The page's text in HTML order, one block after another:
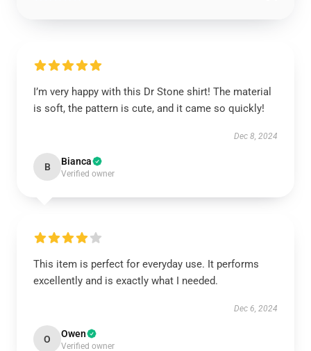
I’m very happy with this Dr Stone shirt! The material
is soft, the pattern is cute, and it came so quickly!
Dec 8, 2024
B Bianca
Verified owner
This item is perfect for everyday use. It performs
excellently and is exactly what I needed.
Dec 6, 2024
O Owen
Verified owner